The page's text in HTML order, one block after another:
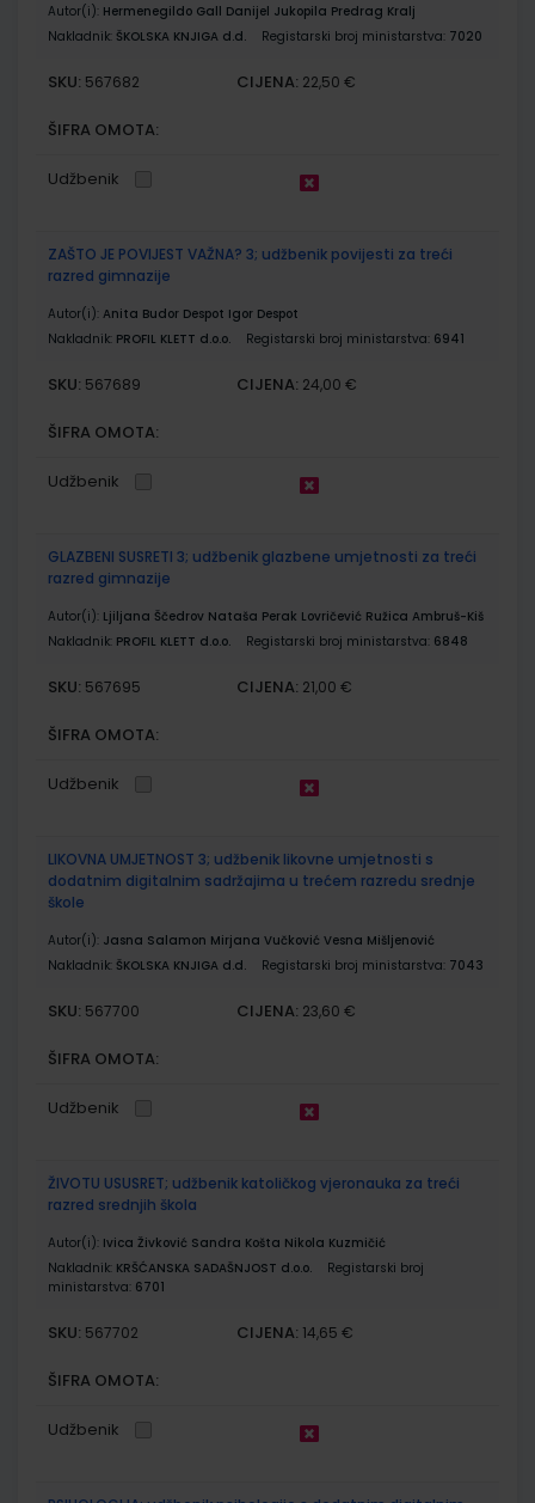
Autor(i): Hermenegildo Gall Danijel Jukopila Predrag Kralj
Nakladnik: ŠKOLSKA KNJIGA d.d. Registarski broj ministarstva: 7020
SKU: 567682 CIJENA: 22,50 €
ŠIFRA OMOTA:
Udžbenik
ZAŠTO JE POVIJEST VAŽNA? 3; udžbenik povijesti za treći
razred gimnazije
Autor(i): Anita Budor Despot Igor Despot
Nakladnik: PROFIL KLETT d.o.o. Registarski broj ministarstva: 6941
SKU: 567689 CIJENA: 24,00 €
ŠIFRA OMOTA:
Udžbenik
GLAZBENI SUSRETI 3; udžbenik glazbene umjetnosti za treći
razred gimnazije
Autor(i): Ljiljana Ščedrov Nataša Perak Lovričević Ružica Ambruš-Kiš
Nakladnik: PROFIL KLETT d.o.o. Registarski broj ministarstva: 6848
SKU: 567695 CIJENA: 21,00 €
ŠIFRA OMOTA:
Udžbenik
LIKOVNA UMJETNOST 3; udžbenik likovne umjetnosti s
dodatnim digitalnim sadržajima u trećem razredu srednje
škole
Autor(i): Jasna Salamon Mirjana Vučković Vesna Mišljenović
Nakladnik: ŠKOLSKA KNJIGA d.d. Registarski broj ministarstva: 7043
SKU: 567700 CIJENA: 23,60 €
ŠIFRA OMOTA:
Udžbenik
ŽIVOTU USUSRET; udžbenik katoličkog vjeronauka za treći
razred srednjih škola
Autor(i): Ivica Živković Sandra Košta Nikola Kuzmičić
Nakladnik: KRŠĆANSKA SADAŠNJOST d.o.o.
Registarski broj
ministarstva: 6701
SKU: 567702 CIJENA: 14,65 €
ŠIFRA OMOTA:
Udžbenik